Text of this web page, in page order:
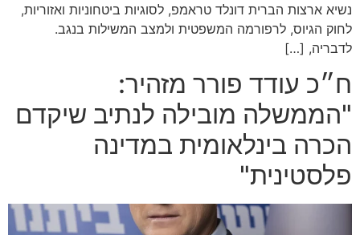
נשיא ארצות הברית דונלד טראמפ, לסוגיות ביטחוניות ואזוריות,
לחוק הגיוס, לרפורמה המשפטית ולמצב המשילות בנגב.
לדבריה, […]
ח״כ עודד פורר מזהיר:
"הממשלה מובילה לנתיב שיקדם
הכרה בינלאומית במדינה
פלסטינית"